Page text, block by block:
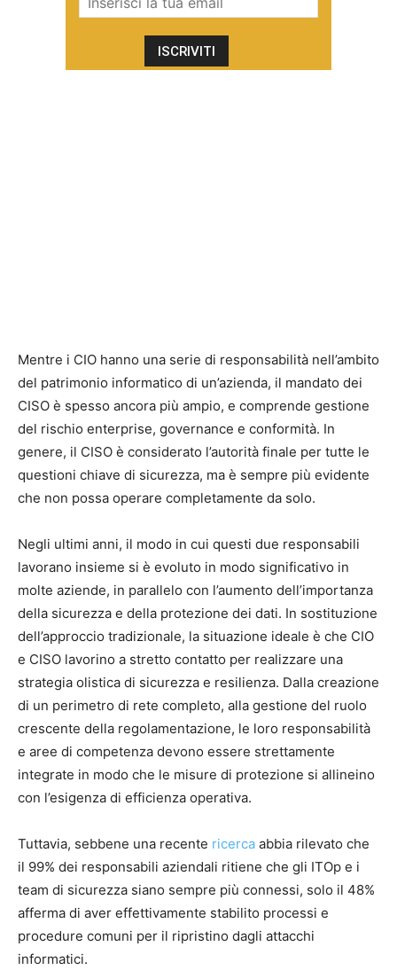
Mentre i CIO hanno una serie di responsabilità nell’ambito
del patrimonio informatico di un’azienda, il mandato dei
CISO è spesso ancora più ampio, e comprende gestione
del rischio enterprise, governance e conformità. In
genere, il CISO è considerato l’autorità finale per tutte le
questioni chiave di sicurezza, ma è sempre più evidente
che non possa operare completamente da solo.
Negli ultimi anni, il modo in cui questi due responsabili
lavorano insieme si è evoluto in modo significativo in
molte aziende, in parallelo con l’aumento dell’importanza
della sicurezza e della protezione dei dati. In sostituzione
dell’approccio tradizionale, la situazione ideale è che CIO
e CISO lavorino a stretto contatto per realizzare una
strategia olistica di sicurezza e resilienza. Dalla creazione
di un perimetro di rete completo, alla gestione del ruolo
crescente della regolamentazione, le loro responsabilità
e aree di competenza devono essere strettamente
integrate in modo che le misure di protezione si allineino
con l’esigenza di efficienza operativa.
Tuttavia, sebbene una recente ricerca abbia rilevato che
il 99% dei responsabili aziendali ritiene che gli ITOp e i
team di sicurezza siano sempre più connessi, solo il 48%
afferma di aver effettivamente stabilito processi e
procedure comuni per il ripristino dagli attacchi
informatici.